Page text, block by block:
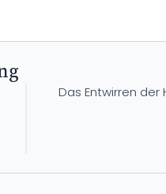
Das Entwirren der